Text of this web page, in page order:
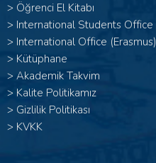
> Öğrenci El Kitabı
> International Students Office
> International Office (Erasmus)
> Kütüphane
> Akademik Takvim
> Kalite Politikamız
> Gizlilik Politikası
> KVKK